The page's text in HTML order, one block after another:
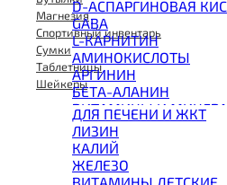
D-АСПАРГИНОВАЯ
GABA
L-КАРНИТИН
АМИНОКИСЛОТЫ
АРГИНИН
БЕТА-АЛАНИН
ВИТАМИНЫ И
ВОССТАНОВИТЕЛИ
ГЕЙНЕР
ГИАЛУРОНОВАЯ
ГЛЮТАМИН
ДЛЯ ПЕЧЕНИ И ЖКТ
ЛИЗИН
КАЛИЙ
ЖЕЛЕЗО
Магнезия
Спортивный инвентарь
Сумки
Таблетницы
Шейкеры